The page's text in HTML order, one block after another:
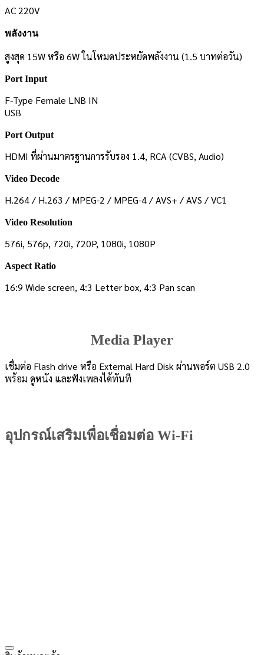
AC 220V
พลังงาน
สูงสุด 15W หรือ 6W ในโหมดประหยัดพลังงาน (1.5 บาทต่อวัน)
Port Input
F-Type Female LNB IN
USB
Port Output
HDMI ที่ผ่านมาตรฐานการรับรอง 1.4, RCA (CVBS, Audio)
Video Decode
H.264 / H.263 / MPEG-2 / MPEG-4 / AVS+ / AVS / VC1
Video Resolution
576i, 576p, 720i, 720P, 1080i, 1080P
Aspect Ratio
16:9 Wide screen, 4:3 Letter box, 4:3 Pan scan
Media Player
เชื่มต่อ Flash drive หรือ External Hard Disk ผ่านพอร์ต USB 2.0
พร้อม ดูหนัง และฟังเพลงได้ทันที
อุปกรณ์เสริมเพื่อเชื่อมต่อ Wi-Fi